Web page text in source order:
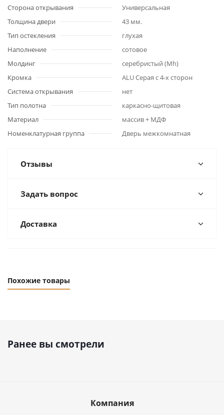
Сторона открывания
Универсальная
Толщина двери
43 мм.
Тип остекления
глухая
Наполнение
сотовое
Молдинг
серебристый (Mh)
Кромка
ALU Серая с 4-х сторон
Система открывания
нет
Тип полотна
каркасно-щитовая
Материал
массив + МДФ
Номенклатурная группа
Дверь межкомнатная
Отзывы
Задать вопрос
Доставка
Похожие товары
Ранее вы смотрели
Компания